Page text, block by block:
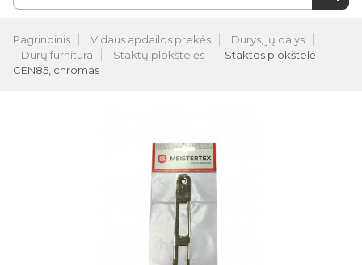
Pagrindinis Vidaus apdailos prekės
Durys, jų dalys
Durų furnitūra
Staktų plokštelės
Staktos plokštelė
CEN85, chromas